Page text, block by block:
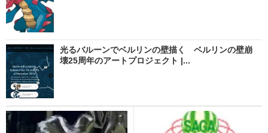
光るバルーンでベルリンの壁描く ベルリンの壁崩
壊25周年のアートプロジェクト |...